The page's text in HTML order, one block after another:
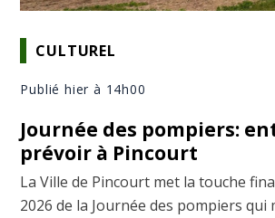
CULTUREL
Publié hier à 14h00
Journée des pompiers:
prévoir à Pincourt
La Ville de Pincourt met la touche
2026 de la Journée des pompiers qui